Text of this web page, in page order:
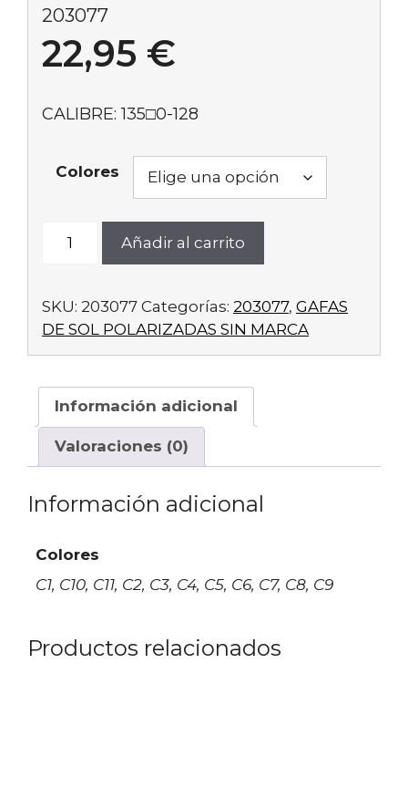
203077
22,95 €
CALIBRE: 135□0-128
Colores
cantidad
Añadir al carrito
SKU: 203077 Categorías: 203077, GAFAS
DE SOL POLARIZADAS SIN MARCA
Información adicional
Valoraciones (0)
Información adicional
Colores
C1, C10, C11, C2, C3, C4, C5, C6, C7, C8, C9
Productos relacionados